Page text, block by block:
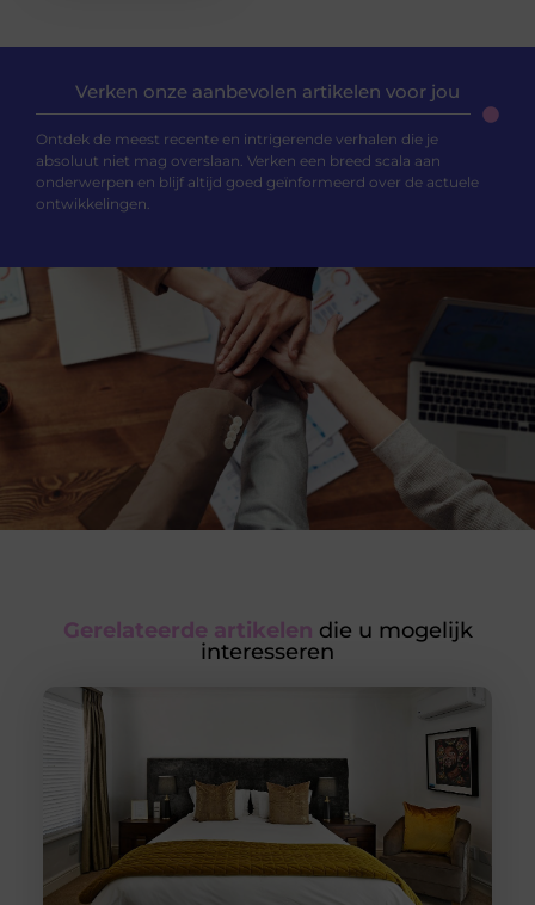
Verken onze aanbevolen artikelen voor jou
Ontdek de meest recente en intrigerende verhalen die je
absoluut niet mag overslaan. Verken een breed scala aan
onderwerpen en blijf altijd goed geïnformeerd over de actuele
ontwikkelingen.
Gerelateerde artikelen die u mogelijk
interesseren